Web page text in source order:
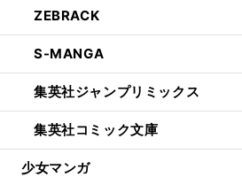
ZEBRACK
S-MANGA
集英社ジャンプリミックス
集英社コミック文庫
少女マンガ